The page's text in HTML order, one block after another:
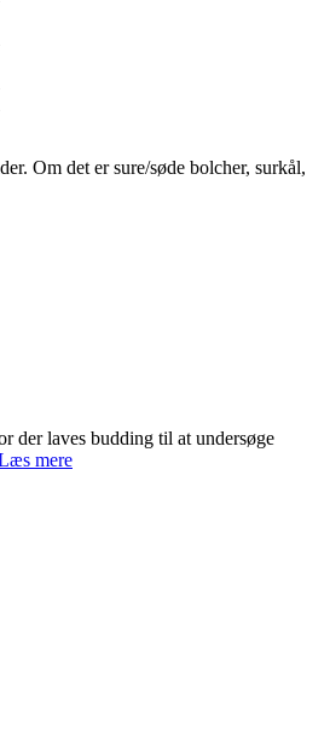
Om det er sure/søde bolcher, surkål,
der laves budding til at undersøge
mere